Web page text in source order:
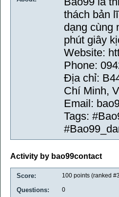
thách bản
dạng cùng
phút giây
Website:
Phone:
Địa chỉ:
Chí Minh,
Email:
Tags:
Activity by bao99contact
Score: 100 points (ranked #3
Questions: 0